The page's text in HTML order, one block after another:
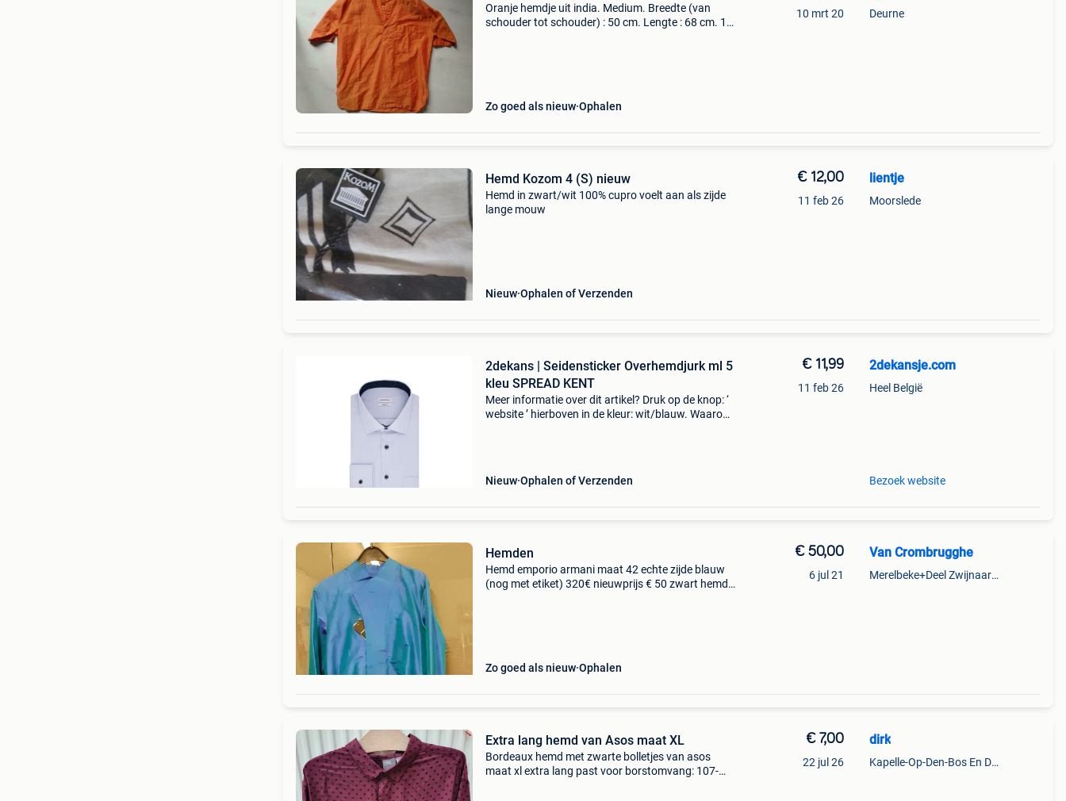
Oranje hemdje uit india. Medium. Breedte (van
schouder tot schouder) : 50 cm. Lengte : 68 cm. 1
Zo goed als nieuw Ophalen
10 mrt 20 Deurne
Hemd Kozom 4 (S) nieuw
Hemd in zwart/wit 100% cupro voelt aan als zijde
lange mouw
Nieuw Ophalen of Verzenden
€ 12,00
11 feb 26
lientje
Moorslede
2dekans | Seidensticker Overhemdjurk ml 5
kleu SPREAD KENT
Meer informatie over dit artikel? Druk op de knop: ‘
website ’ hierboven in de kleur: wit/blauw. Waarom
Nieuw Ophalen of Verzenden
€ 11,99
11 feb 26
2dekansje.com
Heel België
Bezoek website
Hemden
Hemd emporio armani maat 42 echte zijde blauw
(nog met etiket) 320€ nieuwprijs € 50 zwart hemd
Zo goed als nieuw Ophalen
€ 50,00
6 jul 21
Van Crombrugghe
Merelbeke+Deel Zwijnaarde
Extra lang hemd van Asos maat XL
Bordeaux hemd met zwarte bolletjes van asos
maat xl extra lang past voor borstomvang: 107-
€ 7,00
22 jul 26
dirk
Kapelle-Op-Den-Bos En Deel Van Zemst